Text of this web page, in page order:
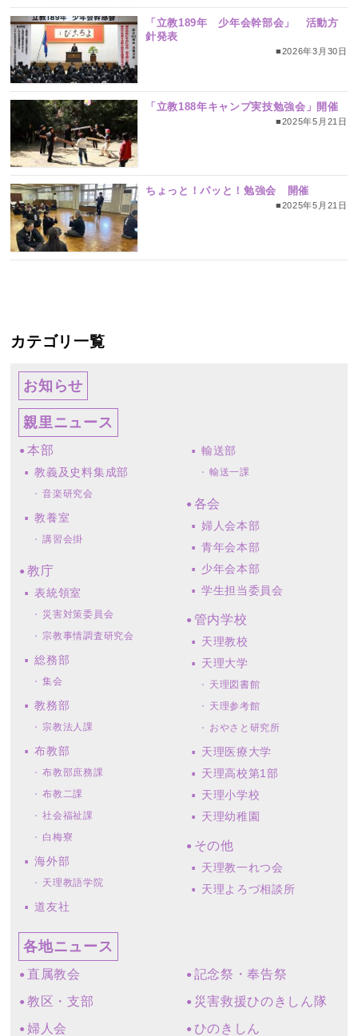
「立教189年 少年会幹部会」 活動方
針発表
■2026年3月30日
「立教188年キャンプ実技勉強会」開催
■2025年5月21日
ちょっと！パッと！勉強会 開催
■2025年5月21日
カテゴリ一覧
お知らせ
親里ニュース
本部
教義及史料集成部
音楽研究会
教養室
講習会掛
教庁
表統領室
災害対策委員会
宗教事情調査研究会
総務部
集会
教務部
宗教法人課
布教部
布教部庶務課
布教二課
社会福祉課
白梅寮
海外部
天理教語学院
道友社
輸送部
輸送一課
各会
婦人会本部
青年会本部
少年会本部
学生担当委員会
管内学校
天理教校
天理大学
天理図書館
天理参考館
おやさと研究所
天理医療大学
天理高校第1部
天理小学校
天理幼稚園
その他
天理教一れつ会
天理よろづ相談所
各地ニュース
直属教会
教区・支部
婦人会
記念祭・奉告祭
災害救援ひのきしん隊
ひのきしん